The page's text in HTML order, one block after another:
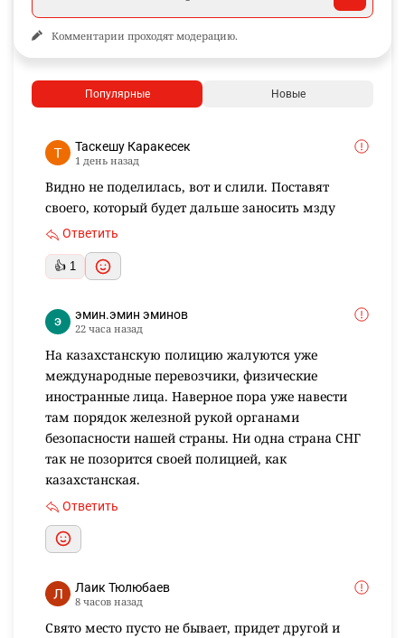
Комментарии проходят модерацию.
Популярные Новые
Таскешу Каракесек
1 день назад
Видно не поделилась, вот и слили. Поставят
своего, который будет дальше заносить мзду
Ответить
👍 1
эмин.эмин эминов
22 часа назад
На казахстанскую полицию жалуются уже
международные перевозчики, физические
иностранные лица. Наверное пора уже навести
там порядок железной рукой органами
безопасности нашей страны. Ни одна страна СНГ
так не позорится своей полицией, как
казахстанская.
Ответить
Лаик Тюлюбаев
8 часов назад
Свято место пусто не бывает, придет другой и